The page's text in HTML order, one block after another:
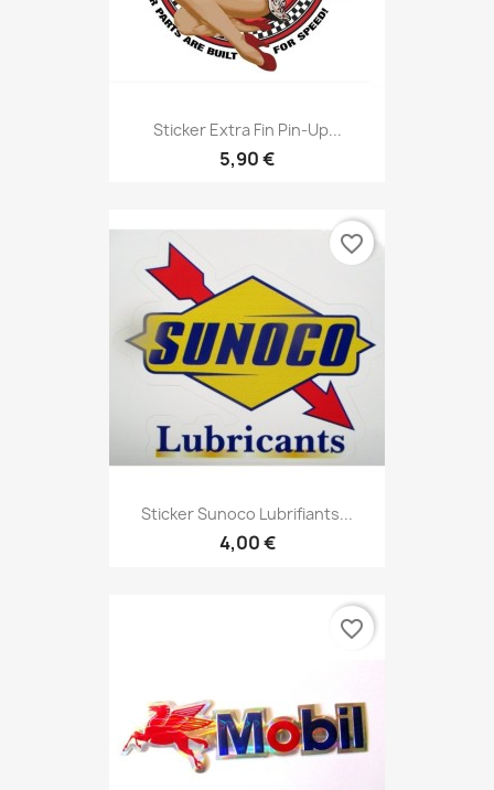
Sticker Extra Fin Pin-Up...
5,90 €
Sticker Sunoco Lubrifiants...
4,00 €
favorite_border
favorite_border